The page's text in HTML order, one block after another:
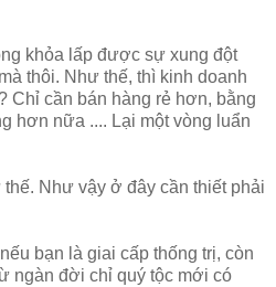
khỏa lấp được sự xung đột
thôi. Như thế, thì kinh doanh
Chỉ cần bán hàng rẻ hơn, bằng
hơn nữa .... Lại một vòng luẩn
Như vậy ở đây cần thiết phải
bạn là giai cấp thống trị, còn
ngàn đời chỉ quý tộc mới có